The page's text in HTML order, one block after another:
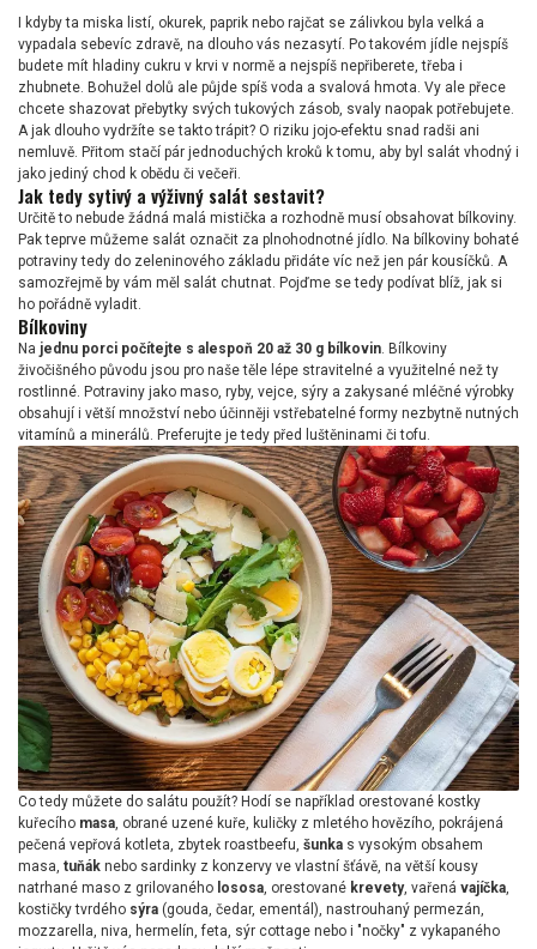
I kdyby ta miska listí, okurek, paprik nebo rajčat se zálivkou byla velká a
vypadala sebevíc zdravě, na dlouho vás nezasytí. Po takovém jídle nejspíš
budete mít hladiny cukru v krvi v normě a nejspíš nepřiberete, třeba i
zhubnete. Bohužel dolů ale půjde spíš voda a svalová hmota. Vy ale přece
chcete shazovat přebytky svých tukových zásob, svaly naopak potřebujete.
A jak dlouho vydržíte se takto trápit? O riziku jojo-efektu snad radši ani
nemluvě. Přitom stačí pár jednoduchých kroků k tomu, aby byl salát vhodný i
jako jediný chod k obědu či večeři.
Jak tedy sytivý a výživný salát sestavit?
Určitě to nebude žádná malá mistička a rozhodně musí obsahovat bílkoviny.
Pak teprve můžeme salát označit za plnohodnotné jídlo. Na bílkoviny bohaté
potraviny tedy do zeleninového základu přidáte víc než jen pár kousíčků. A
samozřejmě by vám měl salát chutnat. Pojďme se tedy podívat blíž, jak si
ho pořádně vyladit.
Bílkoviny
Na jednu porci počítejte s alespoň 20 až 30 g bílkovin. Bílkoviny
živočišného původu jsou pro naše těle lépe stravitelné a využitelné než ty
rostlinné. Potraviny jako maso, ryby, vejce, sýry a zakysané mléčné výrobky
obsahují i větší množství nebo účinněji vstřebatelné formy nezbytně nutných
vitamínů a minerálů. Preferujte je tedy před luštěninami či tofu.
Co tedy můžete do salátu použít? Hodí se například orestované kostky
kuřecího masa , obrané uzené kuře, kuličky z mletého hovězího, pokrájená
pečená vepřová kotleta, zbytek roastbeefu, šunka s vysokým obsahem
masa, tuňák nebo sardinky z konzervy ve vlastní šťávě, na větší kousy
natrhané maso z grilovaného lososa , orestované krevety, vařená vajíčka
kostičky tvrdého sýra (gouda, čedar, ementál), nastrouhaný permezán,
mozzarella, niva, hermelín, feta, sýr cottage nebo i "nočky" z vykapaného